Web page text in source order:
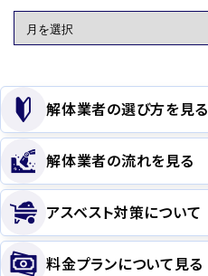
解体業者の選び方を見る
解体業者の流れを見る
アスベスト対策について
料金プランについて見る